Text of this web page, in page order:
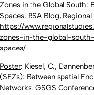
Zones in the Global South:
Spaces. RSA Blog,
https://
zones-in-the-global-
spaces/
Poster: Kiesel, C.,
(SEZs): Between spatial
Networks. GSGS